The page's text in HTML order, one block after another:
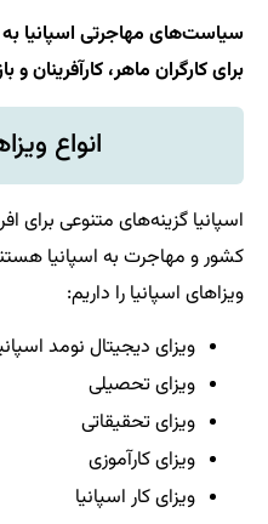
سیاست‌های مهاجرتی اسپانیا
برای کارگران ماهر، کارآفرینان و
انواع
اسپانیا گزینه‌های متنوعی برای
کشور و مهاجرت به اسپانیا
ویزاهای اسپانیا را داریم:
ویزای دیجیتال نومد
ویزای تحصیلی
ویزای تحقیقاتی
ویزای کارآموزی
ویزای کار اسپانیا